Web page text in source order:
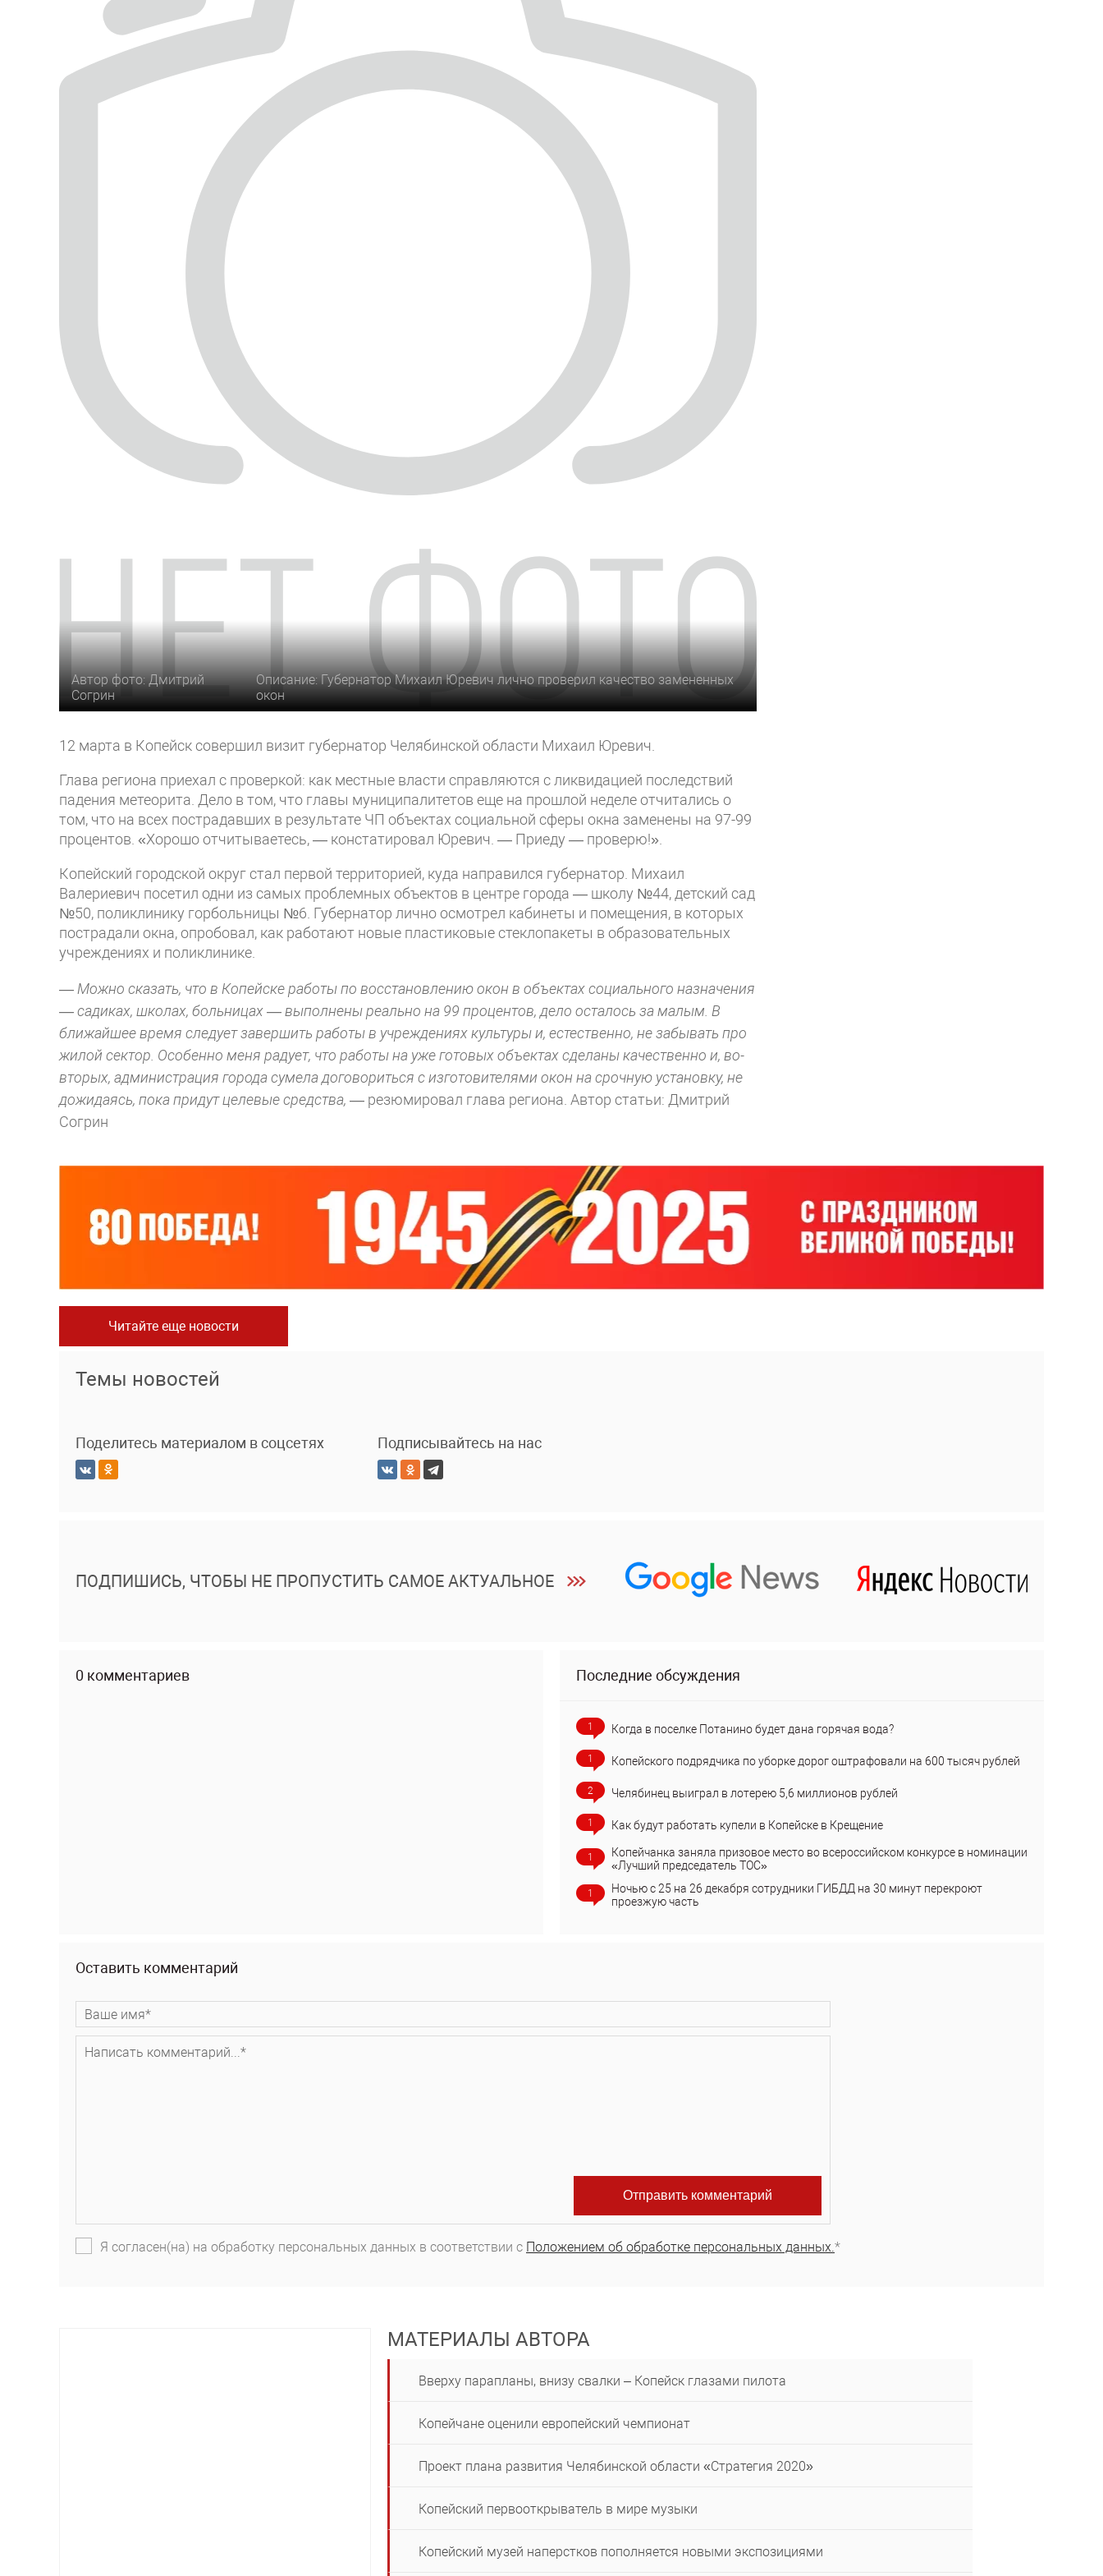
Автор фото: Дмитрий
Согрин
Описание: Губернатор Михаил Юревич лично проверил качество замененных
окон
12 марта в Копейск совершил визит губернатор Челябинской области Михаил Юревич.
Глава региона приехал с проверкой: как местные власти справляются с ликвидацией последствий
падения метеорита. Дело в том, что главы муниципалитетов еще на прошлой неделе отчитались о
том, что на всех пострадавших в результате ЧП объектах социальной сферы окна заменены на 97-99
процентов. «Хорошо отчитываетесь, — констатировал Юревич. — Приеду — проверю!».
Копейский городской округ стал первой территорией, куда направился губернатор. Михаил
Валериевич посетил одни из самых проблемных объектов в центре города — школу №44, детский сад
№50, поликлинику горбольницы №6. Губернатор лично осмотрел кабинеты и помещения, в которых
пострадали окна, опробовал, как работают новые пластиковые стеклопакеты в образовательных
учреждениях и поликлинике.
—Можно сказать, что в Копейске работы по восстановлению окон в объектах социального назначения
— садиках, школах, больницах — выполнены реально на 99 процентов, дело осталось за малым. В
ближайшее время следует завершить работы в учреждениях культуры и, естественно, не забывать про
жилой сектор. Особенно меня радует, что работы на уже готовых объектах сделаны качественно и, во-
вторых, администрация города сумела договориться с изготовителями окон на срочную установку, не
дожидаясь, пока придут целевые средства, — резюмировал глава региона. Автор статьи: Дмитрий
Согрин
Читайте еще новости
Темы новостей
Поделитесь материалом в соцсетях Подписывайтесь на нас
ПОДПИШИСЬ, ЧТОБЫ НЕ ПРОПУСТИТЬ САМОЕ АКТУАЛЬНОЕ
0 комментариев Последние обсуждения
1 Когда в поселке Потанино будет дана горячая вода?
1 Копейского подрядчика по уборке дорог оштрафовали на 600 тысяч рублей
2 Челябинец выиграл в лотерею 5,6 миллионов рублей
1 Как будут работать купели в Копейске в Крещение
1
Копейчанка заняла призовое место во всероссийском конкурсе в номинации
«Лучший председатель ТОС»
1
Ночью с 25 на 26 декабря сотрудники ГИБДД на 30 минут перекроют
проезжую часть
Оставить комментарий
Я согласен(на) на обработку персональных данных в соответствии с Положением об обработке персональных данных.*
МАТЕРИАЛЫ АВТОРА
Вверху парапланы, внизу свалки – Копейск глазами пилота
Копейчане оценили европейский чемпионат
Проект плана развития Челябинской области «Стратегия 2020»
Копейский первооткрыватель в мире музыки
Копейский музей наперстков пополняется новыми экспозициями